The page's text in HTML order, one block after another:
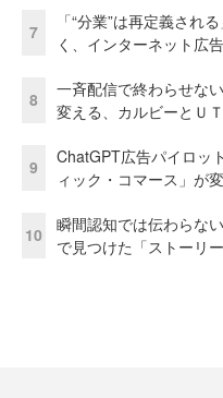
7
「“分業”は再定義され
く、インターネット広
8
一斉配信で終わらせな
変える、カルビーとＵ
9
ChatGPT広告パイロ
ィック・コマース」が
10
瞬間認知では伝わらな
で見つけた「ストーリ